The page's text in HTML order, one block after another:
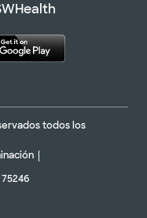
todos los